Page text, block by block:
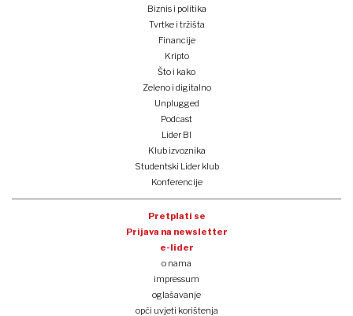
Biznis i politika
Tvrtke i tržišta
Financije
Kripto
Što i kako
Zeleno i digitalno
Unplugged
Podcast
Lider BI
Klub izvoznika
Studentski Lider klub
Konferencije
Pretplati se
Prijava na newsletter
e-lider
o nama
impressum
oglašavanje
opći uvjeti korištenja